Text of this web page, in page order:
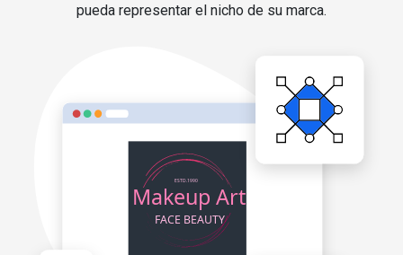
pueda representar el nicho de su marca.